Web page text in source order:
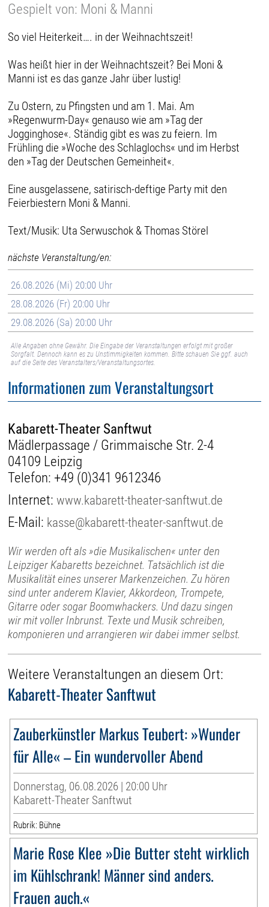
Gespielt von: Moni & Manni
So viel Heiterkeit…. in der Weihnachtszeit!
Was heißt hier in der Weihnachtszeit? Bei Moni &
Manni ist es das ganze Jahr über lustig!
Zu Ostern, zu Pfingsten und am 1. Mai. Am
»Regenwurm-Day« genauso wie am »Tag der
Jogginghose«. Ständig gibt es was zu feiern. Im
Frühling die »Woche des Schlaglochs« und im Herbst
den »Tag der Deutschen Gemeinheit«.
Eine ausgelassene, satirisch-deftige Party mit den
Feierbiestern Moni & Manni.
Text/Musik: Uta Serwuschok & Thomas Störel
nächste Veranstaltung/en:
26.08.2026 (Mi) 20:00 Uhr
28.08.2026 (Fr) 20:00 Uhr
29.08.2026 (Sa) 20:00 Uhr
Alle Angaben ohne Gewähr. Die Eingabe der Veranstaltungen erfolgt mit großer
Sorgfalt. Dennoch kann es zu Unstimmigkeiten kommen. Bitte schauen Sie ggf. auch
auf die Seite des Veranstalters/Veranstaltungsortes.
Informationen zum Veranstaltungsort
Kabarett-Theater Sanftwut
Mädlerpassage / Grimmaische Str. 2-4
04109 Leipzig
Telefon: +49 (0)341 9612346
Internet:www.kabarett-theater-sanftwut.de
E-Mail: kasse@kabarett-theater-sanftwut.de
Wir werden oft als »die Musikalischen« unter den
Leipziger Kabaretts bezeichnet. Tatsächlich ist die
Musikalität eines unserer Markenzeichen. Zu hören
sind unter anderem Klavier, Akkordeon, Trompete,
Gitarre oder sogar Boomwhackers. Und dazu singen
wir mit voller Inbrunst. Texte und Musik schreiben,
komponieren und arrangieren wir dabei immer selbst.
Weitere Veranstaltungen an diesem Ort:
Kabarett-Theater Sanftwut
Zauberkünstler Markus Teubert: »Wunder
für Alle« – Ein wundervoller Abend
Donnerstag, 06.08.2026 | 20:00 Uhr
Kabarett-Theater Sanftwut
Rubrik: Bühne
Marie Rose Klee »Die Butter steht wirklich
im Kühlschrank! Männer sind anders.
Frauen auch.«